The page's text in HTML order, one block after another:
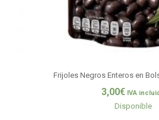
Frijoles Negros Enteros en
3,00€ IVA
Disponible